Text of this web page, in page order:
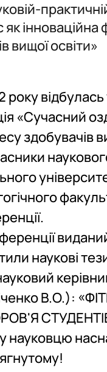
support for
and stakeholders
твій вибір?
забезпечення ОПП А7
плани
дисциплін
інформація
підходи
інноваційна
вищої освіти»
«Сучасний
здобувачів
наукові
В.О.):